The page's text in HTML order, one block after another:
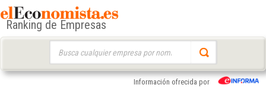
Ranking de Empresas
Información ofrecida por